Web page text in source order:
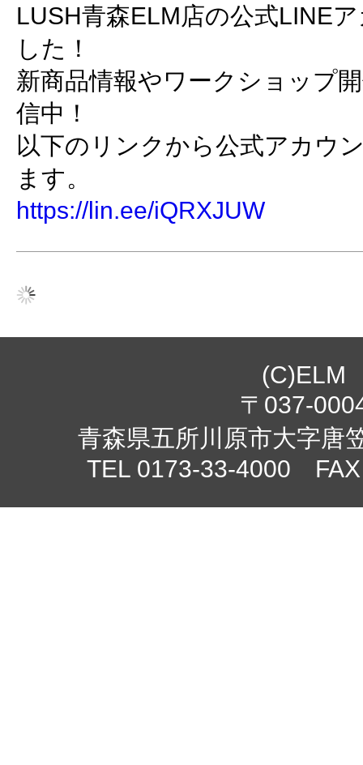
LUSH青森ELM店の公式LINE
した！
新商品情報やワークショップ
信中！
以下のリンクから公式アカウ
ます。
https://lin.ee/iQRXJUW
(C)ELM
〒037-
青森県五所川原市大字唐
TEL 0173-33-4000